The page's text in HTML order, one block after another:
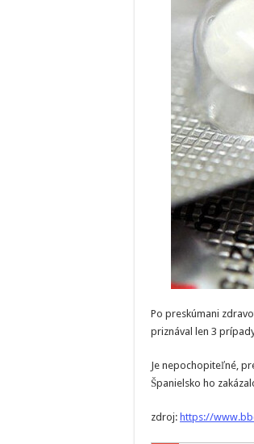
Po preskúmani
priznával len 3
Je nepochopiteľné,
Španielsko ho
zdroj: https://